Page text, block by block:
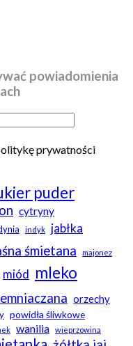
powiadomienia
prywatności
puder
cytryny
indyk jabłka
śmietana majonez
miód mleko
orzechy
powidła śliwkowe
wanilia wieprzowina